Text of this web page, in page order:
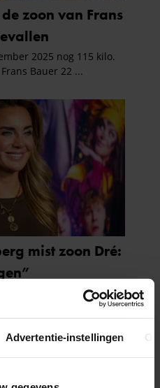
Advertentie-instellingen